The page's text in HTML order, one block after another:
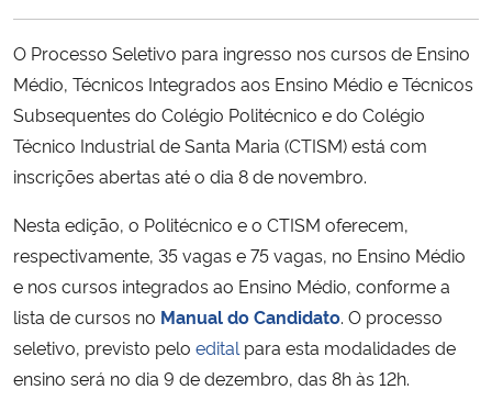
Ministério da Ciência, Tecnologia, Inovações e Comunicações
Ministério do Meio Ambiente
Ministério do Desenvolvimento Regional
Controladoria-Geral da União
Ministério da Mulher, da Família e dos Direitos Humanos
O Processo Seletivo para ingresso nos cursos de Ensino
Médio, Técnicos Integrados aos Ensino Médio e Técnicos
Subsequentes do Colégio Politécnico e do Colégio
Técnico Industrial de Santa Maria (CTISM) está com
inscrições abertas até o dia 8 de novembro.
Nesta edição, o Politécnico e o CTISM oferecem,
respectivamente, 35 vagas e 75 vagas, no Ensino Médio
e nos cursos integrados ao Ensino Médio, conforme a
lista de cursos no Manual do Candidato. O processo
seletivo, previsto pelo edital para esta modalidades de
ensino será no dia 9 de dezembro, das 8h às 12h.